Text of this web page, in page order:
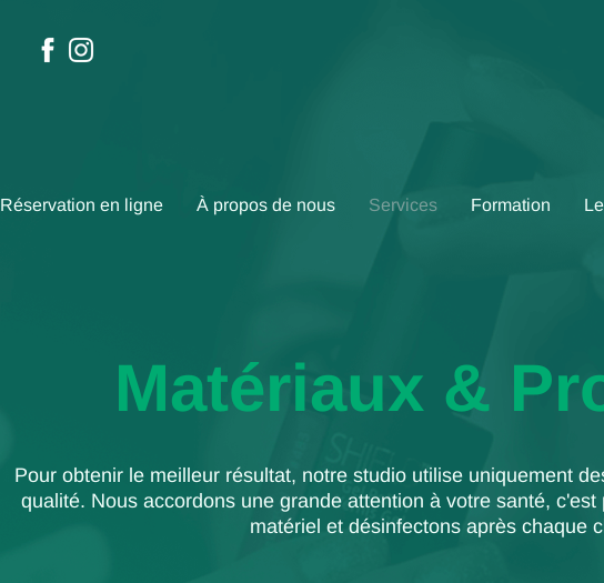
Réservation en ligne À propos de nous Services Formation
Matériaux &
Pour obtenir le meilleur résultat, notre studio utilise uniquement
qualité. Nous accordons une grande attention à votre santé,
matériel et désinfectons après chaque